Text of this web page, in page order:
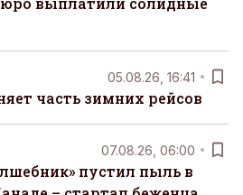
05.08.26, 16:41
часть зимних рейсов
07.08.26, 06:00
пустил пыль в